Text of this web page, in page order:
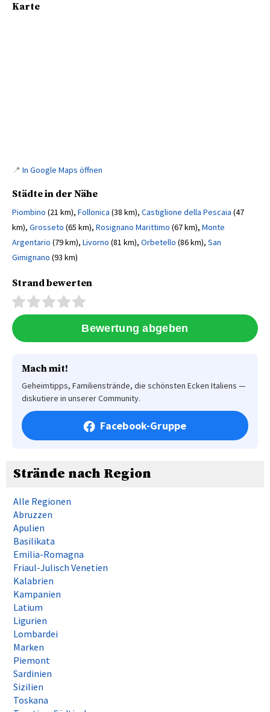
Karte
📍 In Google Maps öffnen
Städte in der Nähe
Piombino (21 km), Follonica (38 km), Castiglione della Pescaia (47
km), Grosseto (65 km), Rosignano Marittimo (67 km), Monte
Argentario (79 km), Livorno (81 km), Orbetello (86 km), San
Gimignano (93 km)
Strand bewerten
Mach mit!
Geheimtipps, Familienstrände, die schönsten Ecken Italiens —
diskutiere in unserer Community.
Facebook-Gruppe
Strände nach Region
Alle Regionen
Abruzzen
Apulien
Basilikata
Emilia-Romagna
Friaul-Julisch Venetien
Kalabrien
Kampanien
Latium
Ligurien
Lombardei
Marken
Piemont
Sardinien
Sizilien
Toskana